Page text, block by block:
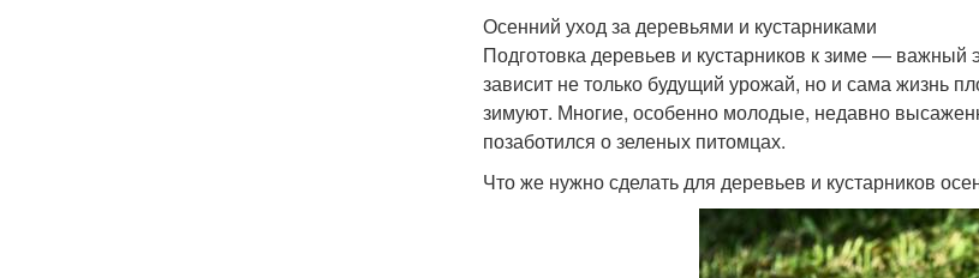
Осенний уход за деревьями и кустарниками
Подготовка деревьев и кустарников к зиме — важный
зависит не только будущий урожай, но и сама жизнь
зимуют. Многие, особенно молодые, недавно
позаботился о зеленых питомцах.
Что же нужно сделать для деревьев и кустарников